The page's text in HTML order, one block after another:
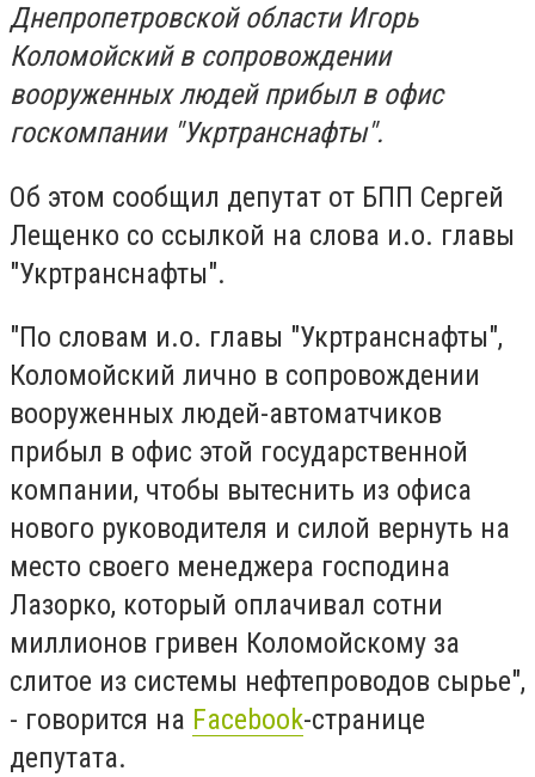
Днепропетровской области Игорь
Коломойский в сопровождении
вооруженных людей прибыл в офис
госкомпании "Укртранснафты".
Об этом сообщил депутат от БПП Сергей
Лещенко со ссылкой на слова и.о. главы
"Укртранснафты".
"По словам и.о. главы "Укртранснафты",
Коломойский лично в сопровождении
вооруженных людей-автоматчиков
прибыл в офис этой государственной
компании, чтобы вытеснить из офиса
нового руководителя и силой вернуть на
место своего менеджера господина
Лазорко, который оплачивал сотни
миллионов гривен Коломойскому за
слитое из системы нефтепроводов сырье",
- говорится на Facebook-странице
депутата.